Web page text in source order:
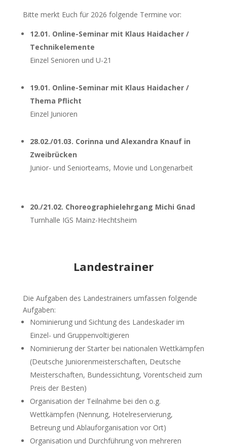
Bitte merkt Euch für 2026 folgende Termine vor:
12.01. Online-Seminar mit Klaus Haidacher /
Technikelemente
Einzel Senioren und U-21
19.01. Online-Seminar mit Klaus Haidacher /
Thema Pflicht
Einzel Junioren
28.02./01.03. Corinna und Alexandra Knauf in
Zweibrücken
Junior- und Seniorteams, Movie und Longenarbeit
20./21.02. Choreographielehrgang Michi Gnad
Turnhalle IGS Mainz-Hechtsheim
Landestrainer
Die Aufgaben des Landestrainers umfassen folgende
Aufgaben:
Nominierung und Sichtung des Landeskader im
Einzel- und Gruppenvoltigieren
Nominierung der Starter bei nationalen Wettkämpfen
(Deutsche Juniorenmeisterschaften, Deutsche
Meisterschaften, Bundessichtung, Vorentscheid zum
Preis der Besten)
Organisation der Teilnahme bei den o.g.
Wettkämpfen (Nennung, Hotelreservierung,
Betreung und Ablauforganisation vor Ort)
Organisation und Durchführung von mehreren